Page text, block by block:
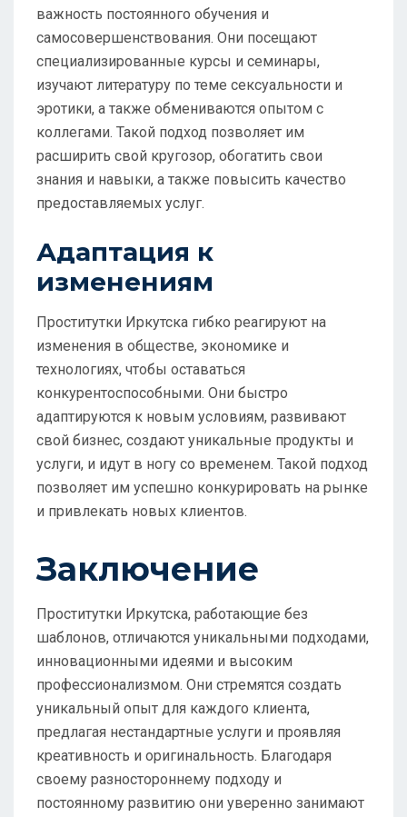
важность постоянного обучения и
самосовершенствования. Они посещают
специализированные курсы и семинары,
изучают литературу по теме сексуальности и
эротики, а также обмениваются опытом с
коллегами. Такой подход позволяет им
расширить свой кругозор, обогатить свои
знания и навыки, а также повысить качество
предоставляемых услуг.
Адаптация к
изменениям
Проститутки Иркутска гибко реагируют на
изменения в обществе, экономике и
технологиях, чтобы оставаться
конкурентоспособными. Они быстро
адаптируются к новым условиям, развивают
свой бизнес, создают уникальные продукты и
услуги, и идут в ногу со временем. Такой подход
позволяет им успешно конкурировать на рынке
и привлекать новых клиентов.
Заключение
Проститутки Иркутска, работающие без
шаблонов, отличаются уникальными подходами,
инновационными идеями и высоким
профессионализмом. Они стремятся создать
уникальный опыт для каждого клиента,
предлагая нестандартные услуги и проявляя
креативность и оригинальность. Благодаря
своему разностороннему подходу и
постоянному развитию они уверенно занимают